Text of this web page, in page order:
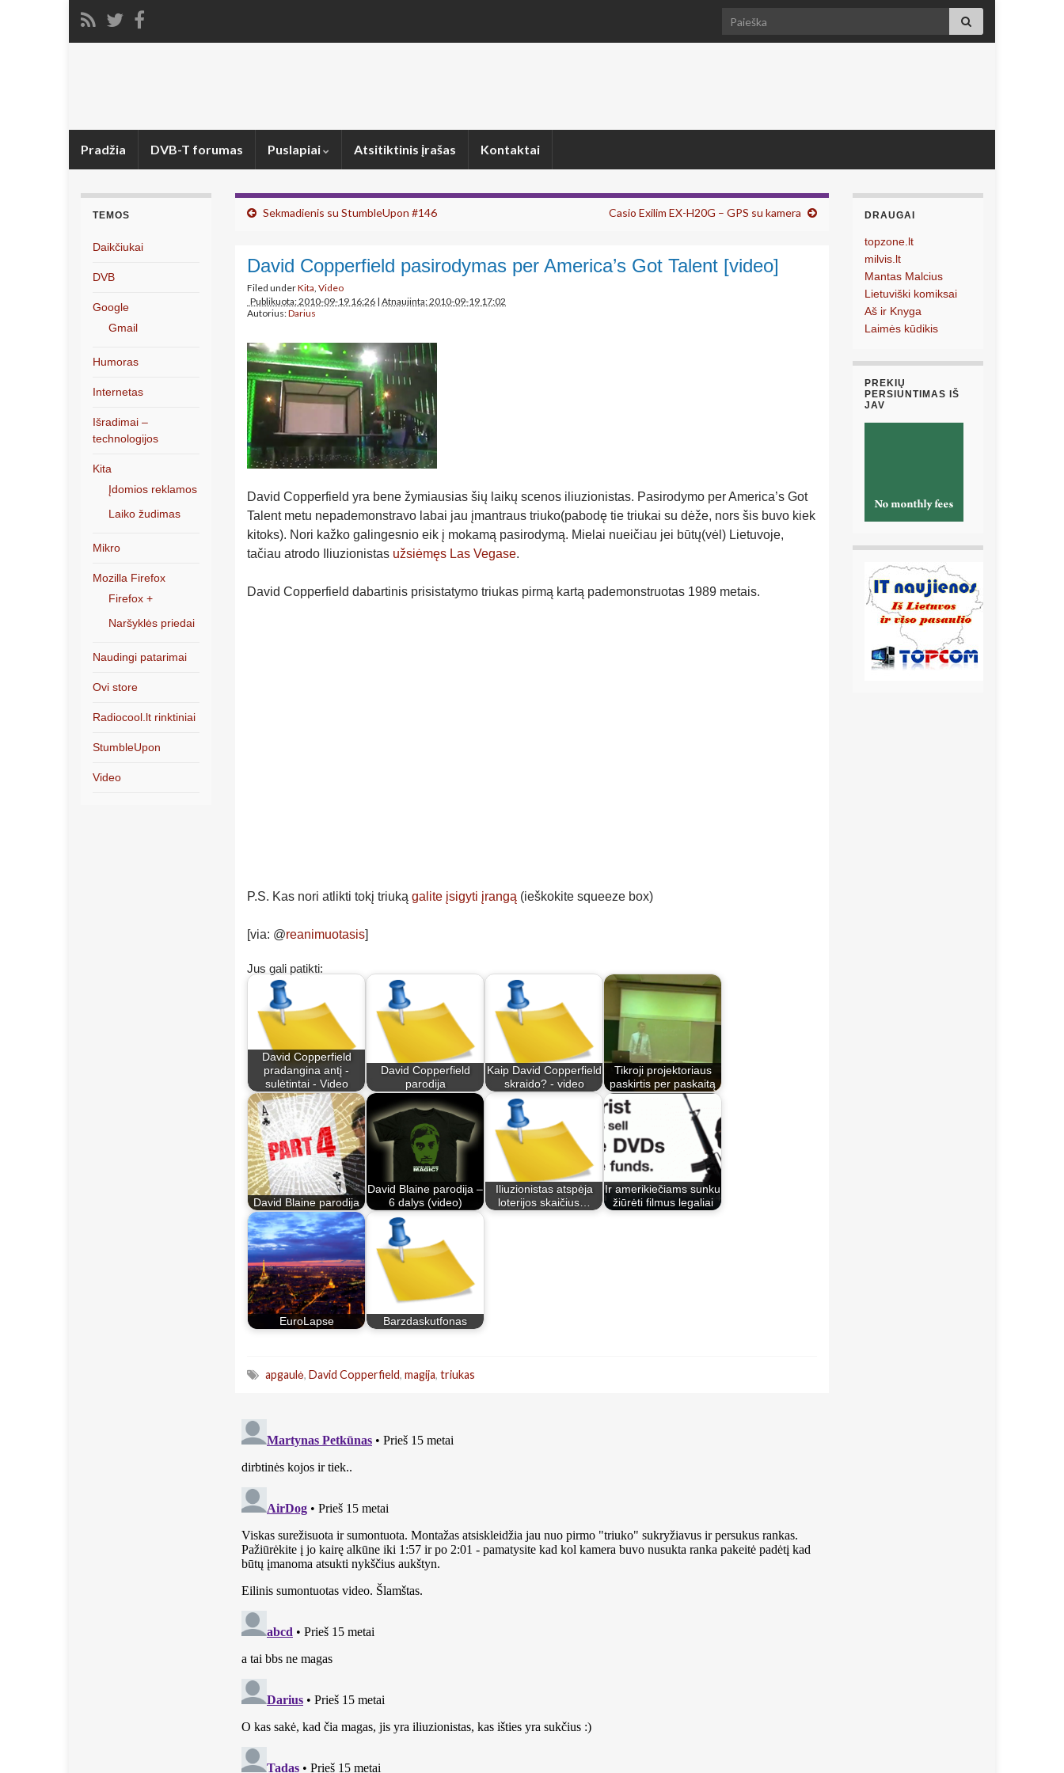
Search for:
Pradžia DVB-T forumas Puslapiai Atsitiktinis įrašas Kontaktai
Sekmadienis su StumbleUpon #146 Casio Exilim EX-H20G – GPS su kamera
David Copperfield pasirodymas per America’s Got Talent [video]
Filed underKita, Video
Publikuota: 2010-09-19 16:26 | Atnaujinta: 2010-09-19 17:02
Autorius:Darius
David Copperfield yra bene žymiausias šių laikų scenos iliuzionistas. Pasirodymo per America’s Got
Talent metu nepademonstravo labai jau įmantraus triuko(pabodę tie triukai su dėže, nors šis buvo kiek
kitoks). Nori kažko galingesnio eik į mokamą pasirodymą. Mielai nueičiau jei būtų(vėl) Lietuvoje,
tačiau atrodo Iliuzionistas užsiėmęs Las Vegase.
David Copperfield dabartinis prisistatymo triukas pirmą kartą pademonstruotas 1989 metais.
P.S. Kas nori atlikti tokį triuką galite įsigyti įrangą (ieškokite squeeze box)
[via: @reanimuotasis]
Jus gali patikti:
David Copperfield
pradangina antį -
sulėtintai - Video
David Copperfield
parodija
Kaip David Copperfield
skraido? - video
Tikroji projektoriaus
paskirtis per paskaitą
David Blaine parodija
David Blaine parodija –
6 dalys (video)
Iliuzionistas atspėja
loterijos skaičius…
Ir amerikiečiams sunku
žiūrėti filmus legaliai
EuroLapse Barzdaskutfonas
apgaulė, David Copperfield, magija, triukas
TEMOS
Daikčiukai
DVB
Google
Gmail
Humoras
Internetas
Išradimai –
technologijos
Kita
Įdomios reklamos
Laiko žudimas
Mikro
Mozilla Firefox
Firefox +
Naršyklės priedai
Naudingi patarimai
Ovi store
Radiocool.lt rinktiniai
StumbleUpon
Video
DRAUGAI
topzone.lt
milvis.lt
Mantas Malcius
Lietuviški komiksai
Aš ir Knyga
Laimės kūdikis
PREKIŲ
PERSIUNTIMAS IŠ
JAV